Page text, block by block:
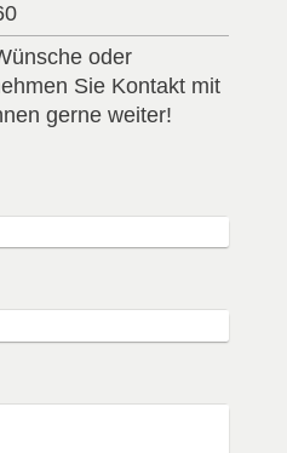
oder
Sie Kontakt mit
gerne weiter!